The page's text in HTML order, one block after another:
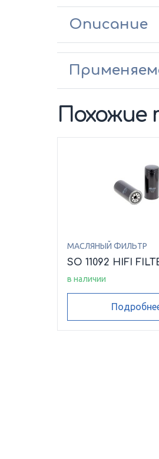
Описание
Похожие
МАСЛЯНЫЙ ФИЛЬТР
SO 11092 HIFI
в наличии